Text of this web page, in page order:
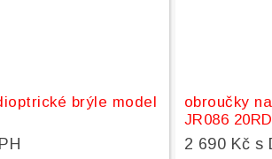
brýle model
obroučky
JR086 20RD
2 690 Kč s